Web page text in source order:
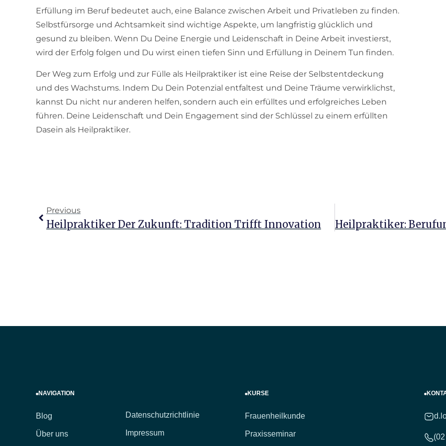
Erfüllung im Beruf bedeutet auch, eine Balance zwischen Arbeit und Privatleben zu finden.
Selbstfürsorge und Achtsamkeit sind wichtige Aspekte, um langfristig glücklich und
gesund zu bleiben. Wenn Du Deine Energie und Leidenschaft in Deine Arbeit investierst,
wird der Erfolg folgen und Du wirst einen tiefen Sinn und Erfüllung in Deinem Tun finden.
Der Weg zum Erfolg und zur Fülle als Heilpraktiker ist eine Reise der Selbstentdeckung
und des Wachstums. Indem Du Dein Potenzial entfaltest und Deine Träume verwirklichst,
kannst Du nicht nur anderen helfen, sondern auch ein erfülltes und erfolgreiches Leben
führen. Deine Leidenschaft und Dein Engagement sind der Schlüssel zu einem erfüllten
Dasein als Heilpraktiker.
Previous
Heilpraktiker Der Zukunft: Tradition Trifft Innovation
NAVIGATION
Blog
Über uns
Datenschutzrichtlinie
Impressum
KURSE
Frauenheilkunde
Praxisseminar